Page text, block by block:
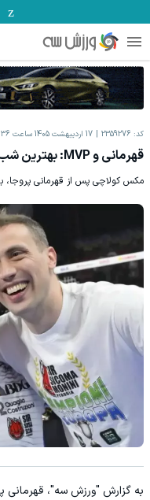
کد: 2359276 17 اردیبهشت 1405 ساعت 14:36
قهرمانی و MVP: بهترین شب زندگی افسانه ایتالیا
مکس کولاچی پس از قهرمانی پروجا،
به گزارش "ورزش سه"، قهرمانی